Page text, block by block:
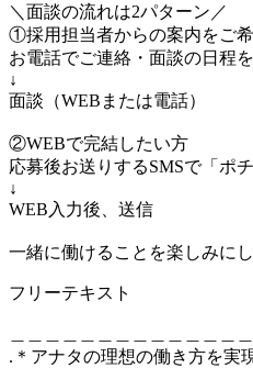
＼面談の流れは2パターン／
①採用担当者からの案内をご
お電話でご連絡・面談の日程
↓
面談（WEBまたは電話）
②WEBで完結したい方
応募後お送りするSMSで「ポ
↓
WEB入力後、送信
一緒に働けることを楽しみに
フリーテキスト
.＊アナタの理想の働き方を実